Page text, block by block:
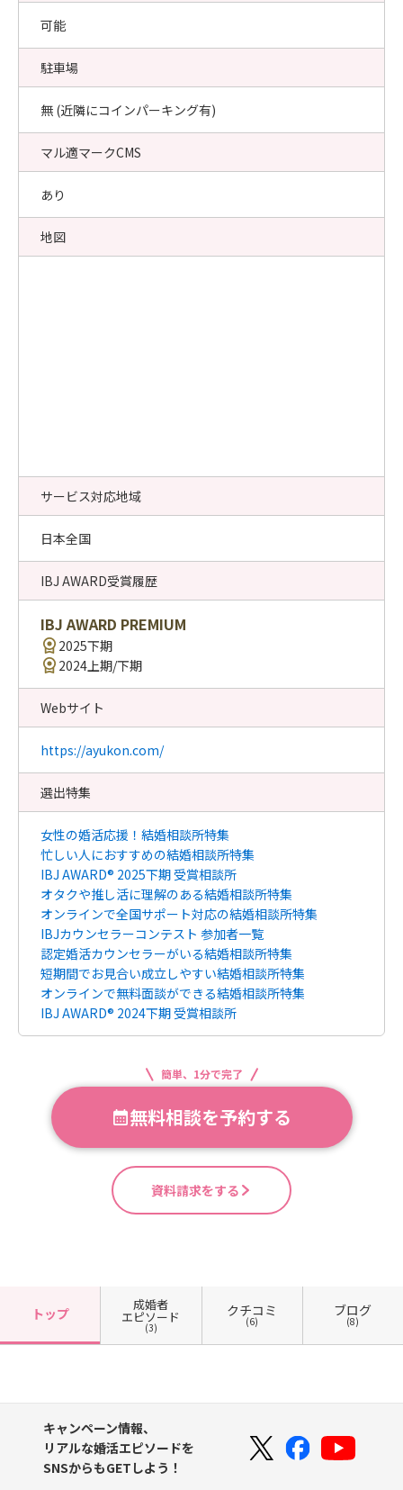
可能
駐車場
無 (近隣にコインパーキング有)
マル適マークCMS
あり
地図
サービス対応地域
日本全国
IBJ AWARD受賞履歴
IBJ AWARD PREMIUM
2025下期
2024上期/下期
Webサイト
https://ayukon.com/
選出特集
女性の婚活応援！結婚相談所特集
忙しい人におすすめの結婚相談所特集
IBJ AWARD® 2025下期 受賞相談所
オタクや推し活に理解のある結婚相談所特集
オンラインで全国サポート対応の結婚相談所特集
IBJカウンセラーコンテスト 参加者一覧
認定婚活カウンセラーがいる結婚相談所特集
短期間でお見合い成立しやすい結婚相談所特集
オンラインで無料面談ができる結婚相談所特集
IBJ AWARD® 2024下期 受賞相談所
簡単、1分で完了
無料相談を予約する
資料請求をする
トップ
成婚者
エピソード
(3)
クチコミ
(6)
ブログ
(8)
キャンペーン情報、
リアルな婚活エピソードを
SNSからもGETしよう！